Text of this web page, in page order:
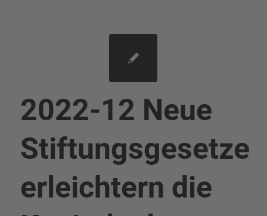
2022-12 Neue
Stiftungsgesetze
erleichtern die